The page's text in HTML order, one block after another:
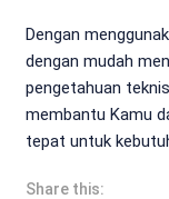
Dengan
dengan mudah
pengetahuan
membantu Kamu
tepat untuk
Share this: